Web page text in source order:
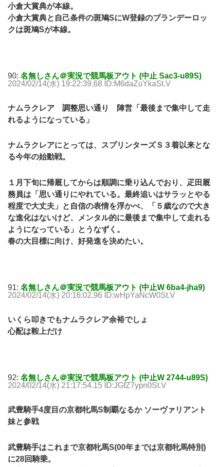
小倉大賞典が本線。
小倉大賞典と自己条件の斑鳩SにW登録のブランデーロッ
クは斑鳩Sが本線。
90: 名無しさん＠実況で競馬板アウト (中止 Sac3-u89S)
2024/02/14(水) 19:22:39.68 ID:M6daZuYkaSt.V
ナムラクレア 調整思い通り 陣営「最後まで集中して走
れるようになっている」
ナムラクレアにとっては、スプリンターズＳ３着以来とな
る今年の始動戦。
１月下旬に帰厩してからは順調に乗り込んでおり、疋田厩
務員は「思い通りにやれている。最終追いはサラッとやる
程度で大丈夫」と自信の表情を浮かべ、「５歳なので大き
な進化はないけど、メンタル的に最後まで集中して走れる
ようになっている」とうなずく。
春の大目標に向け、好発進を決めたい。
91: 名無しさん＠実況で競馬板アウト (中止W 6ba4-jha9)
2024/02/14(水) 20:16:02.96 ID:wHpYaNcW0St.V
いくら叩きでもナムラクレア余裕でしょ
心配は鞍上だけ
92: 名無しさん＠実況で競馬板アウト (中止W 2744-u89S)
2024/02/14(水) 21:17:54.15 ID:JGfZ7ypn0St.V
武豊騎手4度目の京都牝馬S制覇なるか ソーヴァリアント
妹と参戦
武豊騎手はこれまで京都牝馬S(00年までは京都牝馬特別)
に28回騎乗。